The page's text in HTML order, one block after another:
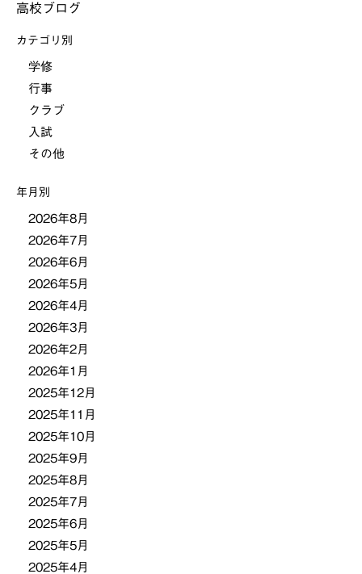
ナ
ゲ
ー
ョ
ン
高校ブログ
カテゴリ別
学修
行事
クラブ
入試
その他
年月別
2026年8月
2026年7月
2026年6月
2026年5月
2026年4月
2026年3月
2026年2月
2026年1月
2025年12月
2025年11月
2025年10月
2025年9月
2025年8月
2025年7月
2025年6月
2025年5月
2025年4月